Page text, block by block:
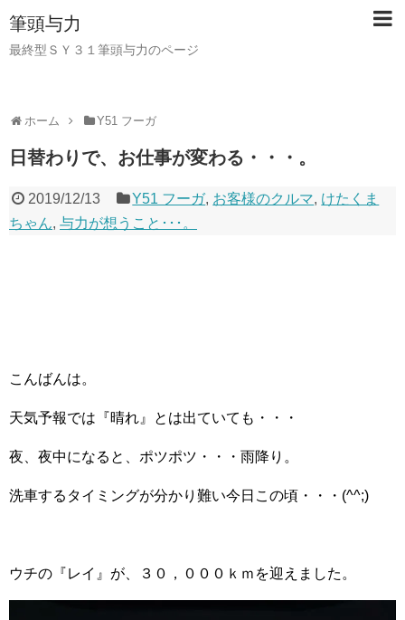
筆頭与力
最終型ＳＹ３１筆頭与力のページ
ホーム Y51 フーガ
日替わりで、お仕事が変わる・・・。
2019/12/13 Y51 フーガ, お客様のクルマ, けたくま
ちゃん, 与力が想うこと･･･。
こんばんは。
天気予報では『晴れ』とは出ていても・・・
夜、夜中になると、ポツポツ・・・雨降り。
洗車するタイミングが分かり難い今日この頃・・・(^^;)
ウチの『レイ』が、３０，０００ｋｍを迎えました。